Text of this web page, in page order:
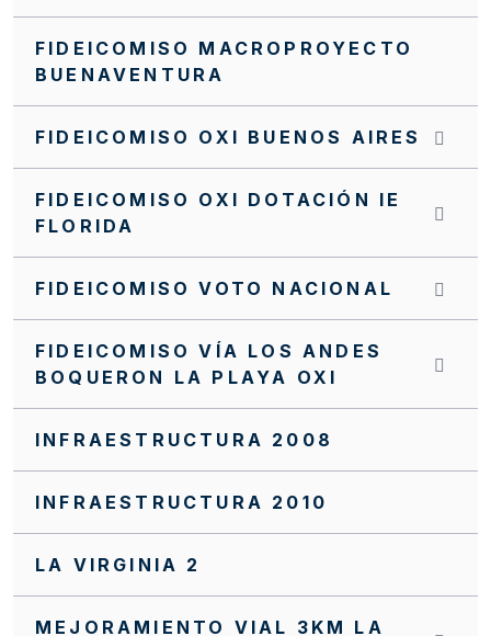
FIDEICOMISO MACROPROYECTO
BUENAVENTURA
FIDEICOMISO OXI BUENOS AIRES
FIDEICOMISO OXI DOTACIÓN IE
FLORIDA
FIDEICOMISO VOTO NACIONAL
FIDEICOMISO VÍA LOS ANDES
BOQUERON LA PLAYA OXI
INFRAESTRUCTURA 2008
INFRAESTRUCTURA 2010
LA VIRGINIA 2
MEJORAMIENTO VIAL 3KM LA